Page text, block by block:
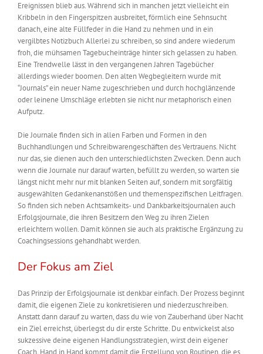
Ereignissen blieb aus. Während sich in manchen jetztvielleichtein
Kribbeln in den Fingerspitzenausbreitet, förmlich eine Sehnsucht
danach, eine alte Füllfeder in die Hand zu nehmen und in ein
vergilbtes Notizbuch Allerlei zu schreiben, so sind andere wiederum
froh, die mühsamen Tagebucheinträge hinter sich gelassen zu haben.
Eine Trendwelle lässt in den vergangenen Jahren Tagebücher
allerdings wieder boomen. Den alten Wegbegleitern wurde mit
“Journals” ein neuer Name zugeschrieben und durch hochglänzende
oder leinene Umschläge erlebten sie nicht nur metaphorisch einen
Aufputz.
Die Journale finden sich in allen Farben und Formen in den
Buchhandlungen und Schreibwarengeschäften des Vertrauens. Nicht
nur das, sie dienen auch den unterschiedlichsten Zwecken. Denn auch
wenn die Journale nur darauf warten, befüllt zu werden, so warten sie
längst nicht mehr nur mit blanken Seiten auf, sondern mit sorgfältig
ausgewählten Gedankenanstößen und themenspezifischen Leitfragen.
So finden sich neben Achtsamkeits- und Dankbarkeitsjournalen auch
Erfolgsjournale, die ihren Besitzern den Weg zu ihren Zielen
erleichtern wollen. Damit können sie auch als praktische Ergänzung zu
Coachingsessions gehandhabt werden.
Der Fokus am Ziel
Das Prinzip der Erfolgsjournale ist denkbar einfach. Der Prozess beginnt
damit, die eigenen Ziele zu konkretisieren und niederzuschreiben.
Anstatt dann darauf zu warten, dass du wie von Zauberhand über Nacht
ein Ziel erreichst, überlegst du dir erste Schritte. Du entwickelst also
sukzessive deine eigenen Handlungsstrategien, wirst dein eigener
Coach. Hand in Hand kommt damit die Erstellung von Routinen, die es